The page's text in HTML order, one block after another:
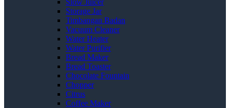
Slow Juicer
Storage Jar
Timbangan Badan
Vacuum Cleaner
Water Heater
Water Purifier
Bread Maker
Bread Toaster
Chocolate Fountain
Chopper
Citrus
Coffee Maker